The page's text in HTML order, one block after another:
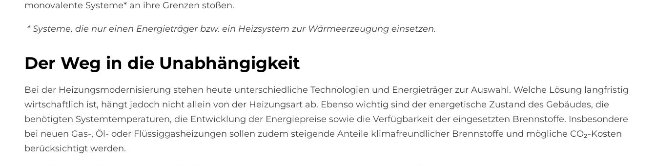
monovalente Systeme* an ihre Grenzen stoßen.
* Systeme, die nur einen Energieträger bzw. ein Heizsystem zur Wärmeerzeugung einsetzen.
Der Weg in die Un­ab­hän­gig­keit
Bei der Heizungsmodernisierung stehen heute unterschiedliche Technologien und Energieträger zur Auswahl. Welche Lösung langfristig
wirtschaftlich ist, hängt jedoch nicht allein von der Heizungsart ab. Ebenso wichtig sind der energetische Zustand des Gebäudes, die
benötigten Systemtemperaturen, die Entwicklung der Energiepreise sowie die Verfügbarkeit der eingesetzten Brennstoffe. Insbesondere
bei neuen Gas-, Öl- oder Flüssiggasheizungen sollen zudem steigende Anteile klimafreundlicher Brennstoffe und mögliche CO₂-Kosten
berücksichtigt werden.